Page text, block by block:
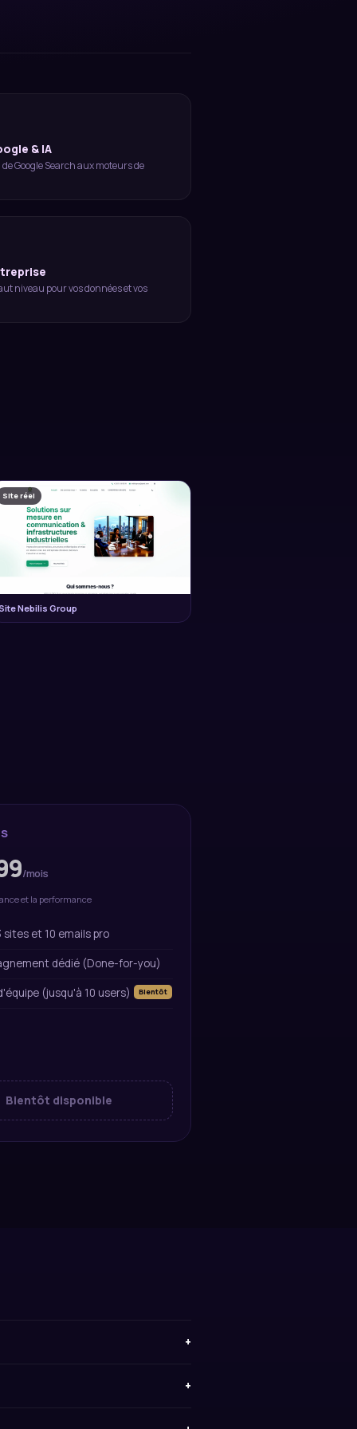
& IA
Google Search aux moteurs de
niveau pour vos données et vos
Site réel
Nebilis Group
/mois
et la performance
sites et 10 emails pro
dédié (Done-for-you)
(jusqu'à 10 users) Bientôt
Bientôt disponible
+
+